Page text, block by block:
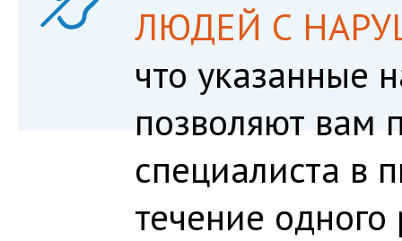
ЛЮДЕЙ С
что указанные
позволяют вам
специалиста в
течение одного